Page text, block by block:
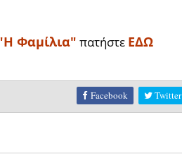
Φαμίλια" πατήστε ΕΔΩ
Facebook Twitter